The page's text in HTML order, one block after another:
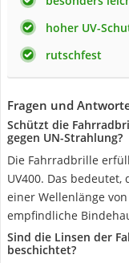
hoher UV-
rutschfest
Fragen und
Schützt die
gegen UN-Strahlung?
Die Fahrradbrille
UV400. Das
einer Wellenlänge
empfindliche
Sind die Linsen der
beschichtet?